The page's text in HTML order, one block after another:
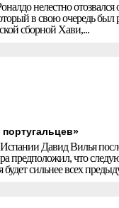
нелестно
в свою очередь был
сборной Хави,...
Давид Вилья
предположил, что
будет сильнее всех